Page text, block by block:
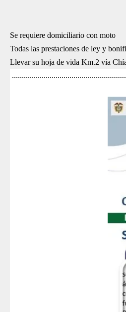
Se requiere domiciliario con moto
Todas las prestaciones de ley y
Llevar su hoja de vida Km.2 vía